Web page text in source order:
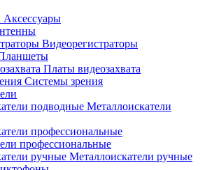
Аксессуары
Видеорегистраторы
Платы видеозахвата
Системы зрения
Металлоискатели
профессиональные
Металлоискатели ручные